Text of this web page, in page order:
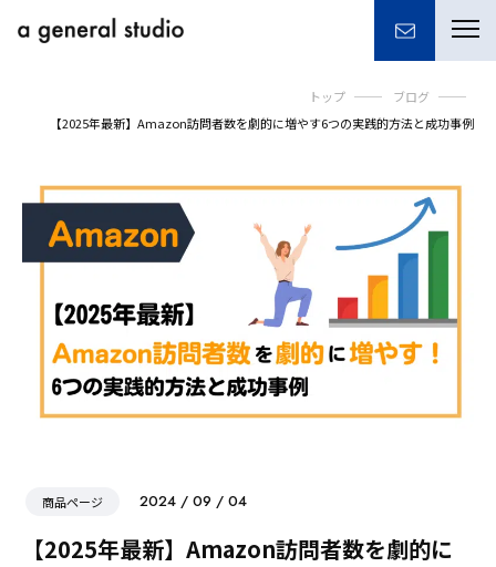
トップ
ブログ
【2025年最新】Amazon訪問者数を劇的に増やす6つの実践的方法と成功事例
商品ページ 2024 / 09 / 04
【2025年最新】Amazon訪問者数を劇的に